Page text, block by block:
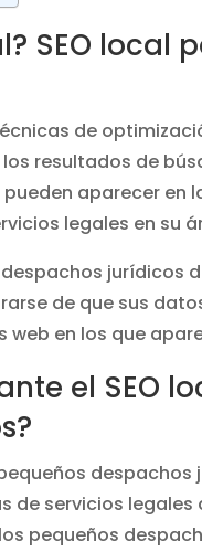
SEO
de
resultados de
aparecer en
legales en su
jurídicos
de que sus
en los que
el SEO
de servicios
pequeños